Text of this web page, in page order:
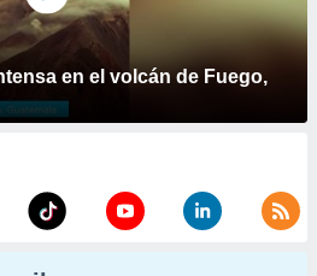
en el volcán de Fuego,